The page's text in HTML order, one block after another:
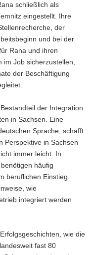
schließlich als
eingestellt. Ihre
der
und bei der
Rana und ihren
Job sicherzustellen,
der Beschäftigung
der Integration
in Sachsen. Eine
Sprache, schafft
Perspektive in Sachsen
immer leicht. In
häufig
beruflichen Einstieg.
wie
integriert werden
wie die
fast 80